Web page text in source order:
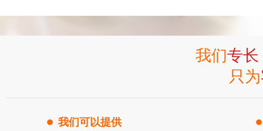
我们专长
只为
我们可以提供